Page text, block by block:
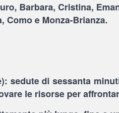
Barbara, Cristina,
e Monza-Brianza.
di sessanta
le risorse per